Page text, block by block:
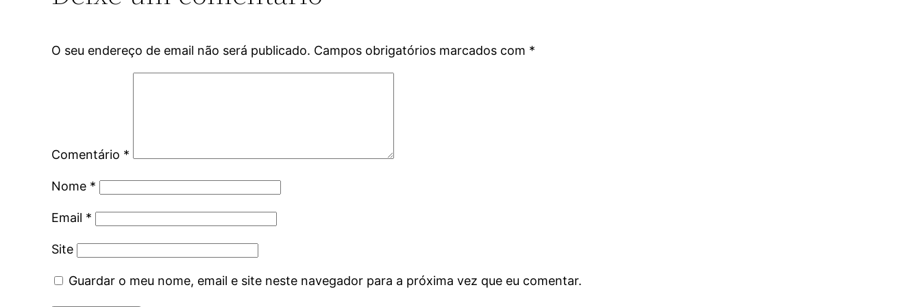
O seu endereço de email não será publicado. Campos obrigatórios marcados com *
Comentário *
Nome *
Email *
Site
Guardar o meu nome, email e site neste navegador para a próxima vez que eu comentar.